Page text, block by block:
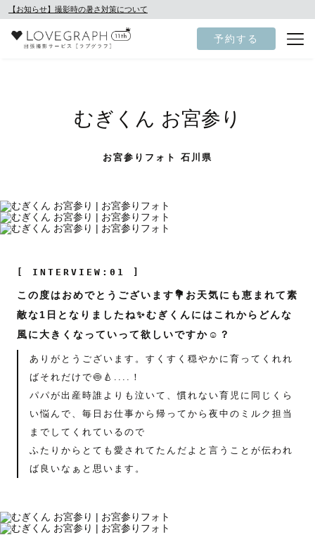
【お知らせ】撮影時の暑さ対策について
予約する
むぎくん お宮参り
お宮参りフォト 石川県
[ INTERVIEW:01 ]
この度はおめでとうございます💐お天気にも恵まれて素
敵な1日となりましたね✨むぎくんにはこれからどんな
風に大きくなっていって欲しいですか☺️？
ありがとうございます。すくすく穏やかに育ってくれれ
ばそれだけで🍥🍐....！
パパが出産時誰よりも泣いて、慣れない育児に同じくら
い悩んで、毎日お仕事から帰ってから夜中のミルク担当
までしてくれているので
ふたりからとても愛されてたんだよと言うことが伝われ
ば良いなぁと思います。